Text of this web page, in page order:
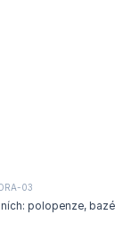
03
polopenze,